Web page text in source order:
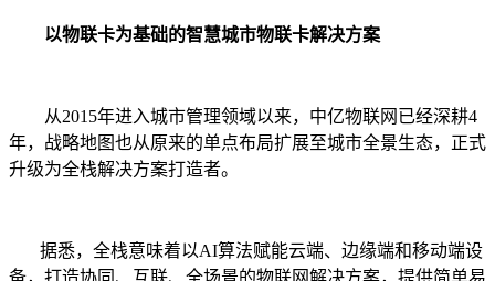
以物联卡为基础的智慧城市物联卡解决方案
从2015年进入城市管理领域以来， 中亿物联网 已经深耕4
年，战略地图也从原来的单点布局扩展至城市全景生态，正式
升级为全栈解决方案打造者。
据悉，全栈意味着以AI算法赋能云端、边缘端和移动端设
备，打造协同、互联、全场景的物联网解决方案，提供简单易